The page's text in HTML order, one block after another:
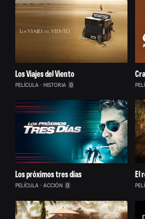
Los Viajes del Viento
PELÍCULA HISTORIA 0
Los próximos tres días
PELÍCULA ACCIÓN 0
El